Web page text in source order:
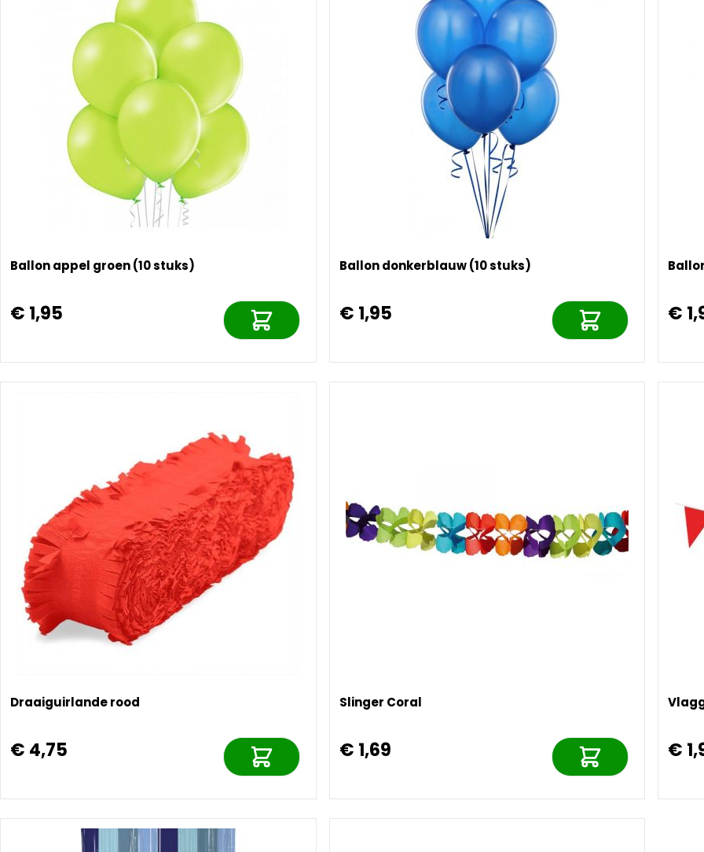
Ballon appel groen (10 stuks)
€ 1,95
Ballon donkerblauw (10 stuks)
€ 1,95 €
Draaiguirlande rood
€ 4,75
Slinger Coral
€ 1,69 €